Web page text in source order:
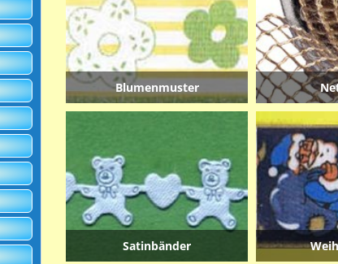
Blumenmuster
Satinbänder